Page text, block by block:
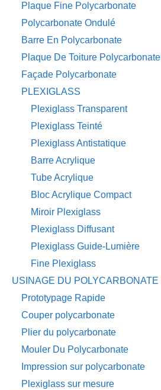
Plaque Fine Polycarbonate
Polycarbonate Ondulé
Barre En Polycarbonate
Plaque De Toiture Polycarbonate
Façade Polycarbonate
PLEXIGLASS
Plexiglass Transparent
Plexiglass Teinté
Plexiglass Antistatique
Barre Acrylique
Tube Acrylique
Bloc Acrylique Compact
Miroir Plexiglass
Plexiglass Diffusant
Plexiglass Guide-Lumière
Fine Plexiglass
USINAGE DU POLYCARBONATE
Prototypage Rapide
Couper polycarbonate
Plier du polycarbonate
Mouler Du Polycarbonate
Impression sur polycarbonate
Plexiglass sur mesure